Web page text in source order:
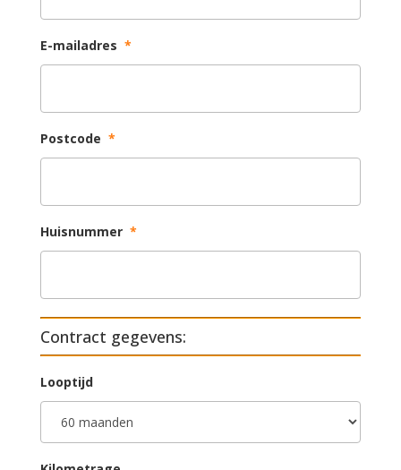
E-mailadres *
Postcode *
Huisnummer *
Contract gegevens:
Looptijd